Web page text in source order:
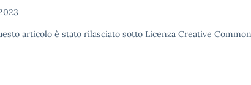
articolo è stato rilasciato sotto Licenza Creative